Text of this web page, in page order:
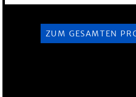
ZUM GESAMTEN